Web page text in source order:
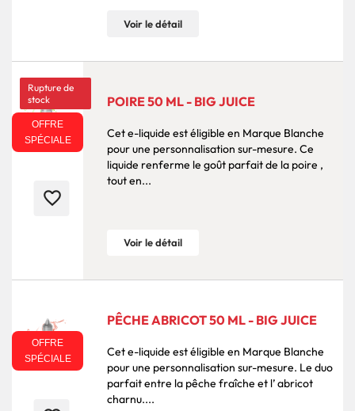
Voir le détail
OFFRE
SPÉCIALE
Rupture de
stock
favorite_border
POIRE 50 ML - BIG JUICE
Cet e-liquide est éligible en Marque Blanche
pour une personnalisation sur-mesure. Ce
liquide renferme le goût parfait de la poire ,
tout en...
Voir le détail
OFFRE
SPÉCIALE
PÊCHE ABRICOT 50 ML - BIG JUICE
Cet e-liquide est éligible en Marque Blanche
pour une personnalisation sur-mesure. Le duo
parfait entre la pêche fraîche et l’ abricot
charnu....